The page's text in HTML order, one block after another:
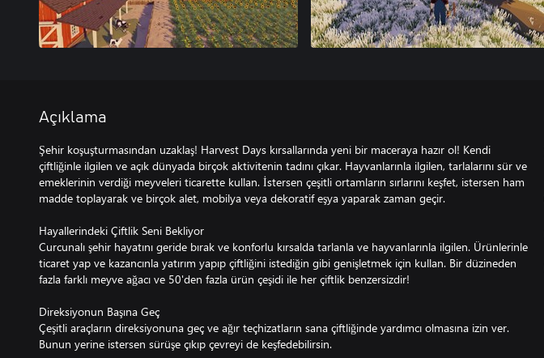
Açıklama
Şehir koşuşturmasından uzaklaş! Harvest Days kırsallarında yeni bir maceraya hazır ol! Kendi
çiftliğinle ilgilen ve açık dünyada birçok aktivitenin tadını çıkar. Hayvanlarınla ilgilen, tarlalarını sür ve
emeklerinin verdiği meyveleri ticarette kullan. İstersen çeşitli ortamların sırlarını keşfet, istersen ham
madde toplayarak ve birçok alet, mobilya veya dekoratif eşya yaparak zaman geçir.
Hayallerindeki Çiftlik Seni Bekliyor
Curcunalı şehir hayatını geride bırak ve konforlu kırsalda tarlanla ve hayvanlarınla ilgilen. Ürünlerinle
ticaret yap ve kazancınla yatırım yapıp çiftliğini istediğin gibi genişletmek için kullan. Bir düzineden
fazla farklı meyve ağacı ve 50'den fazla ürün çeşidi ile her çiftlik benzersizdir!
Direksiyonun Başına Geç
Çeşitli araçların direksiyonuna geç ve ağır teçhizatların sana çiftliğinde yardımcı olmasına izin ver.
Bunun yerine istersen sürüşe çıkıp çevreyi de keşfedebilirsin.